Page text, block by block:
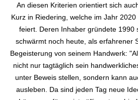
An diesen Kriterien orientiert sich
Kurz in Riedering, welche im Jahr
feiert. Deren Inhaber gründete 1990
schwärmt noch heute, als erfahrener
Begeisterung von seinem Handwerk:
nicht nur tagtäglich sein
unter Beweis stellen, sondern kann
ausleben. Da sind jeden Tag neue